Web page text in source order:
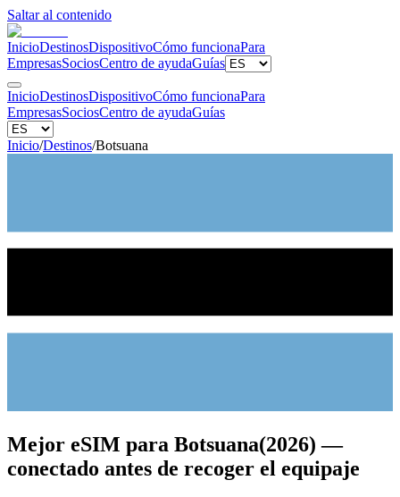
Saltar al contenido
InicioDestinosDispositivoCómo funcionaPara
EmpresasSociosCentro de ayudaGuías
InicioDestinosDispositivoCómo funcionaPara
EmpresasSociosCentro de ayudaGuías
Inicio/Destinos/Botsuana
Mejor eSIM para Botsuana(2026) —
conectado antes de recoger el equipaje